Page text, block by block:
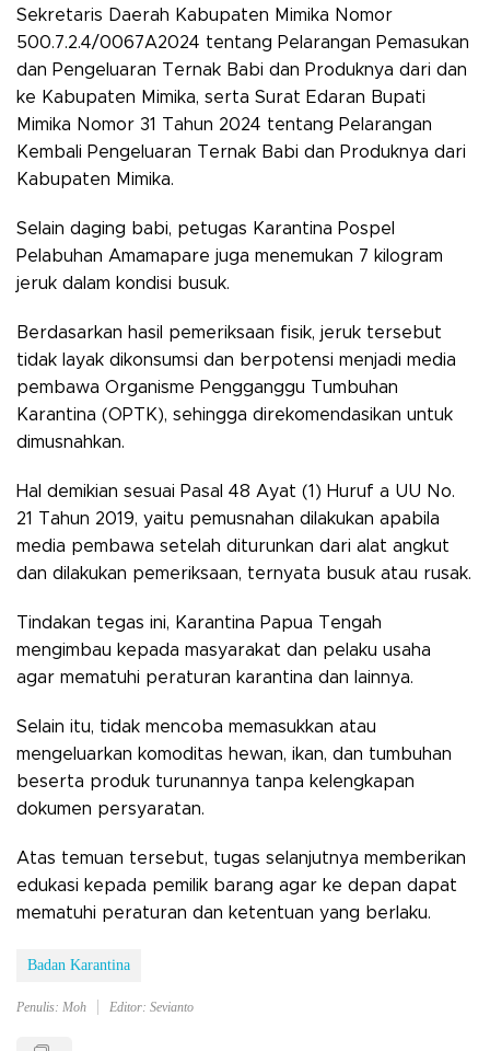
Sekretaris Daerah Kabupaten Mimika Nomor
500.7.2.4/0067A2024 tentang Pelarangan Pemasukan
dan Pengeluaran Ternak Babi dan Produknya dari dan
ke Kabupaten Mimika, serta Surat Edaran Bupati
Mimika Nomor 31 Tahun 2024 tentang Pelarangan
Kembali Pengeluaran Ternak Babi dan Produknya dari
Kabupaten Mimika.
Selain daging babi, petugas Karantina Pospel
Pelabuhan Amamapare juga menemukan 7 kilogram
jeruk dalam kondisi busuk.
Berdasarkan hasil pemeriksaan fisik, jeruk tersebut
tidak layak dikonsumsi dan berpotensi menjadi media
pembawa Organisme Pengganggu Tumbuhan
Karantina (OPTK), sehingga direkomendasikan untuk
dimusnahkan.
Hal demikian sesuai Pasal 48 Ayat (1) Huruf a UU No.
21 Tahun 2019, yaitu pemusnahan dilakukan apabila
media pembawa setelah diturunkan dari alat angkut
dan dilakukan pemeriksaan, ternyata busuk atau rusak.
Tindakan tegas ini, Karantina Papua Tengah
mengimbau kepada masyarakat dan pelaku usaha
agar mematuhi peraturan karantina dan lainnya.
Selain itu, tidak mencoba memasukkan atau
mengeluarkan komoditas hewan, ikan, dan tumbuhan
beserta produk turunannya tanpa kelengkapan
dokumen persyaratan.
Atas temuan tersebut, tugas selanjutnya memberikan
edukasi kepada pemilik barang agar ke depan dapat
mematuhi peraturan dan ketentuan yang berlaku.
Badan Karantina
Penulis: Moh Editor: Sevianto